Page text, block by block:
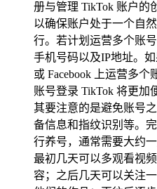
册与管理 TikTok 账户的
以确保账户处于一个自
行。若计划运营多个账
手机号码以及IP地址。
或 Facebook 上运营多个
账号登录 TikTok 将更加
其要注意的是避免账号
备信息和指纹识别等。
行养号，通常需要大约
最初几天可以多观看视
容；之后几天可以关注